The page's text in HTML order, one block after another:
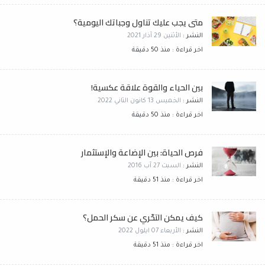
متى يجب عليك تناول وجباتك اليومية؟
النشر : الأثنين 29 آذار 2021
اخر قراءة : منذ 50 دقيقة
بين الحياء والقوة علاقة عكسية!
النشر : الخميس 13 كانون الثاني 2022
اخر قراءة : منذ 50 دقيقة
فرص الحياة: بين الإضاعة والإستثمار
النشر : السبت 27 آب 2016
اخر قراءة : منذ 51 دقيقة
كيف يمكن التحّري عن سكر الحمل؟
النشر : الأربعاء 07 ايلول 2022
اخر قراءة : منذ 51 دقيقة